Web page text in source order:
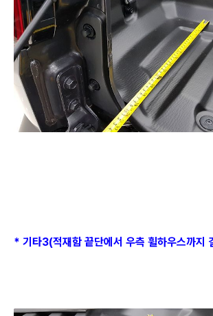
* 기타3(적재함 끝단에서 우측 휠하우스까